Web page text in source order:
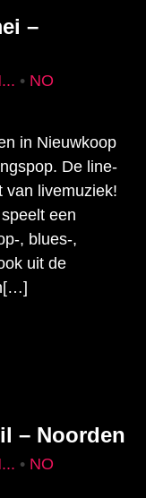
–
• NO
in Nieuwkoop
De line-
van livemuziek!
een
, blues-,
uit de
– Noorden
• NO